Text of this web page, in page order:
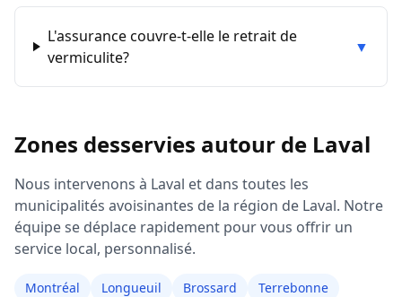
L'assurance couvre-t-elle le retrait de
vermiculite?
▼
Zones desservies autour de Laval
Nous intervenons à Laval et dans toutes les
municipalités avoisinantes de la région de Laval. Notre
équipe se déplace rapidement pour vous offrir un
service local, personnalisé.
Montréal Longueuil Brossard
Terrebonne